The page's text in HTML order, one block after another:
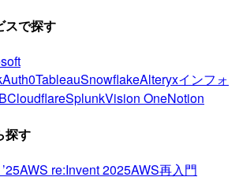
スで探す
Auth0TableauSnowflakeAlteryxインフォ
CloudflareSplunkVision OneNotion
探す
AWS re:Invent 2025AWS再入門